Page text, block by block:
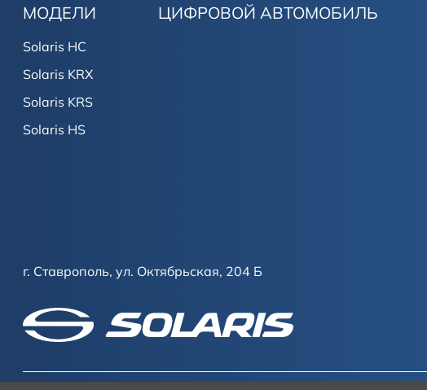
МОДЕЛИ
Solaris HC
Solaris KRX
Solaris KRS
Solaris HS
ЦИФРОВОЙ АВТОМОБИЛЬ
г. Ставрополь, ул. Октябрьская, 204 Б